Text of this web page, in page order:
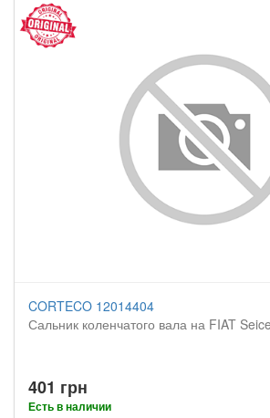
CORTECO 12014404
Сальник коленчатого вала на FIAT
401 грн
Есть в наличии